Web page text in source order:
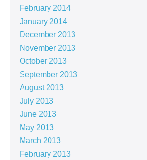
February 2014
January 2014
December 2013
November 2013
October 2013
September 2013
August 2013
July 2013
June 2013
May 2013
March 2013
February 2013